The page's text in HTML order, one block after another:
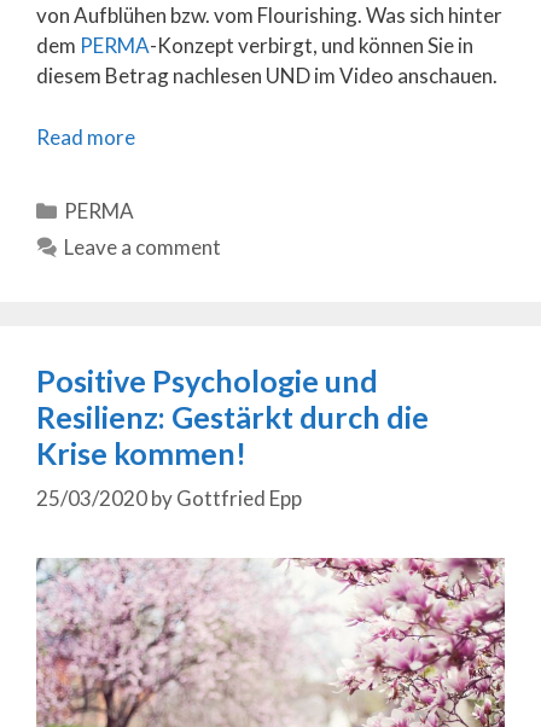
von Aufblühen bzw. vom Flourishing. Was sich hinter
dem PERMA-Konzept verbirgt, und können Sie in
diesem Betrag nachlesen UND im Video anschauen.
Read more
Categories
PERMA
Leave a comment
Positive Psychologie und
Resilienz: Gestärkt durch die
Krise kommen!
25/03/2020byGottfried Epp